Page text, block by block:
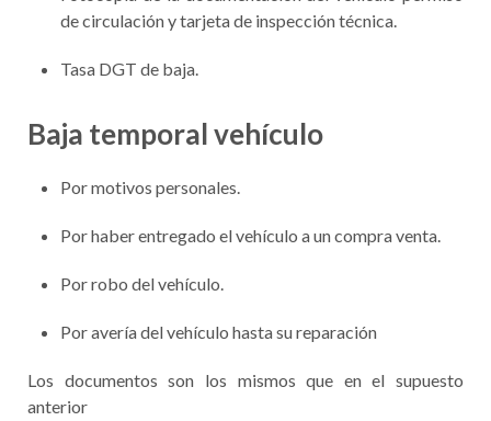
de circulación y tarjeta de inspección técnica.
Tasa DGT de baja.
Baja temporal vehículo
Por motivos personales.
Por haber entregado el vehículo a un compra venta.
Por robo del vehículo.
Por avería del vehículo hasta su reparación
Los documentos son los mismos que en el supuesto
anterior